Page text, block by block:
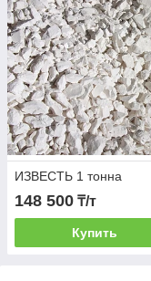
ИЗВЕСТЬ 1 тонна
148 500 ₸/т
Купить